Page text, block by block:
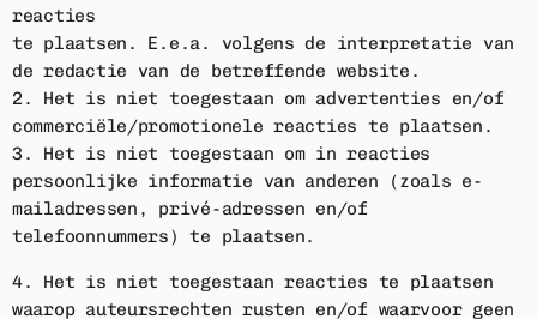
reacties
te plaatsen. E.e.a. volgens de interpretatie van
de redactie van de betreffende website.
2. Het is niet toegestaan om advertenties en/of
commerciële/promotionele reacties te plaatsen.
3. Het is niet toegestaan om in reacties
persoonlijke informatie van anderen (zoals e-
mailadressen, privé-adressen en/of
telefoonnummers) te plaatsen.
4. Het is niet toegestaan reacties te plaatsen
waarop auteursrechten rusten en/of waarvoor geen